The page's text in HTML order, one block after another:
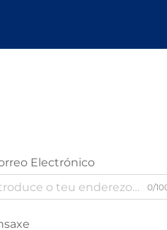
Electrónico
0/